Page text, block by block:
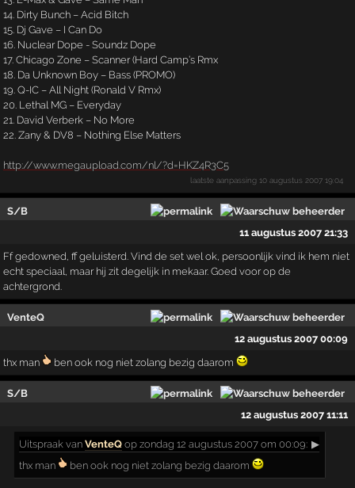
14. Dirty Bunch – Acid Bitch
15. Dj Gave – I Can Do
16. Nuclear Dope - Soundz Dope
17. Chicago Zone – Scanner (Hard Camp’s Rmx
18. Da Unknown Boy – Bass (PROMO)
19. Q-IC – All Night (Ronald V Rmx)
20. Lethal MG – Everyday
21. David Verberk – No More
22. Zany & DV8 – Nothing Else Matters
http://www.megaupload.com/nl/?d=HKZ4R3C5
laatste aanpassing10 augustus 2007 19:04
S/B
11 augustus 2007 21:33
Ff gedowned, ff geluisterd. Vind de set wel ok, persoonlijk vind ik hem niet
echt speciaal, maar hij zit degelijk in mekaar. Goed voor op de
achtergrond.
VenteQ
12 augustus 2007 00:09
thx man ben ook nog niet zolang bezig daarom
S/B
12 augustus 2007 11:11
Uitspraak vanVenteQ op zondag 12 augustus 2007 om 00:09: ▶
thx man
ben ook nog niet zolang bezig daarom